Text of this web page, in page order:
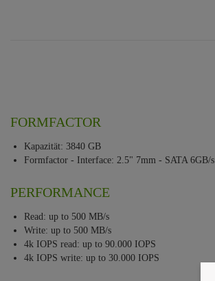
FORMFACTOR
Kapazität: 3840 GB
Formfactor - Interface: 2.5" 7mm - SATA 6GB/s
PERFORMANCE
Read: up to 500 MB/s
Write: up to 500 MB/s
4k IOPS read: up to 90.000 IOPS
4k IOPS write: up to 30.000 IOPS